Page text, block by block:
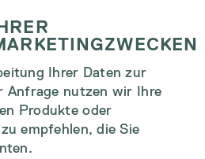
Ihrer Daten zur
Anfrage nutzen wir Ihre
Produkte oder
empfehlen, die Sie